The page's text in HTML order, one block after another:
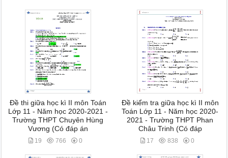
Đề thi giữa học kì II môn Toán
Lớp 11 - Năm học 2020-2021 -
Trường THPT Chuyên Hùng
Vương (Có đáp án
19 766 0
Đề kiểm tra giữa học kì II môn
Toán Lớp 11 - Năm học 2020-
2021 - Trường THPT Phan
Châu Trinh (Có đáp
17 838 0